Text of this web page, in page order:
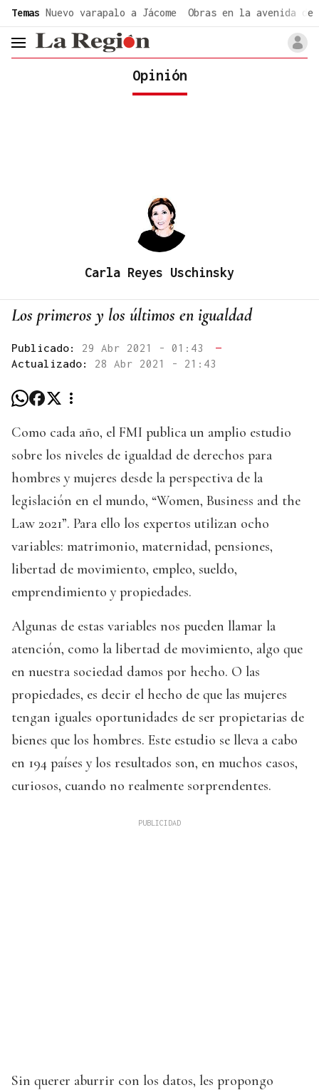
Temas Nuevo varapalo a Jácome Obras en la avenida de
header.menu.open
Opinión
Carla Reyes Uschinsky
Los primeros y los últimos en igualdad
Publicado: 29 Abr 2021 - 01:43
—
Actualizado: 28 Abr 2021 - 21:43
Como cada año, el FMI publica un amplio estudio
sobre los niveles de igualdad de derechos para
hombres y mujeres desde la perspectiva de la
legislación en el mundo, “Women, Business and the
Law 2021”. Para ello los expertos utilizan ocho
variables: matrimonio, maternidad, pensiones,
libertad de movimiento, empleo, sueldo,
emprendimiento y propiedades.
Algunas de estas variables nos pueden llamar la
atención, como la libertad de movimiento, algo que
en nuestra sociedad damos por hecho. O las
propiedades, es decir el hecho de que las mujeres
tengan iguales oportunidades de ser propietarias de
bienes que los hombres. Este estudio se lleva a cabo
en 194 países y los resultados son, en muchos casos,
curiosos, cuando no realmente sorprendentes.
Sin querer aburrir con los datos, les propongo